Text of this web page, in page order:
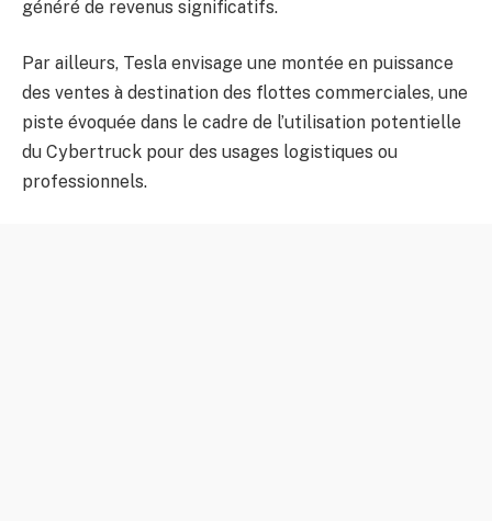
généré de revenus significatifs.
Par ailleurs, Tesla envisage une montée en puissance
des ventes à destination des flottes commerciales, une
piste évoquée dans le cadre de l’utilisation potentielle
du Cybertruck pour des usages logistiques ou
professionnels.